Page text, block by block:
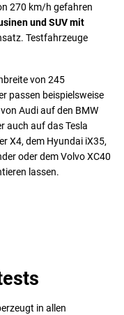
270 km/h gefahren
und SUV mit
Testfahrzeuge
von 245
passen beispielsweise
Audi auf den BMW
auch auf das Tesla
X4, dem Hyundai iX35,
oder dem Volvo XC40
lassen.
in allen